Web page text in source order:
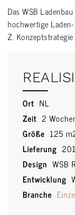
Das WSB
hochwertige
Z.
Ort NL
Zeit 2
Größe 125
Lieferung
Design WSB
Entwicklung
Branche